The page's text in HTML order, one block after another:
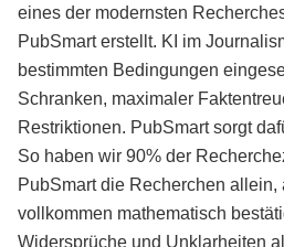
eines der modernsten
PubSmart erstellt. KI im
bestimmten Bedingungen
Schranken, maximaler
Restriktionen. PubSmart sorgt
So haben wir 90% der
PubSmart die Recherchen allein,
vollkommen mathematisch
Widersprüche und Unklarheiten